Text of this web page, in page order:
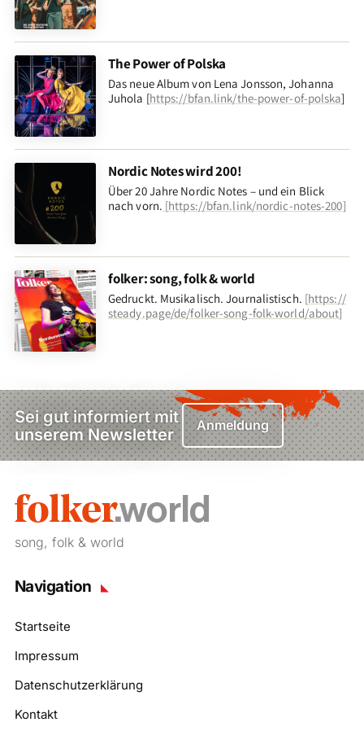
The Power of Polska
Das neue Album von Lena Jonsson, Johanna
Juhola [https://bfan.link/the-power-of-polska]
Nordic Notes wird 200!
Über 20 Jahre Nordic Notes – und ein Blick
nach vorn. [https://bfan.link/nordic-notes-200]
folker: song, folk & world
Gedruckt. Musikalisch. Journalistisch. [https://
steady.page/de/folker-song-folk-world/about]
Sei gut informiert mit
unserem Newsletter
Anmeldung
song, folk & world
Navigation
Startseite
Impressum
Datenschutzerklärung
Kontakt